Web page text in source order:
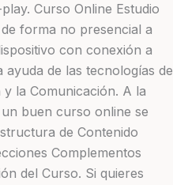
Curso Online Estudio
forma no presencial a
con conexión a
ayuda de las tecnologías de
la Comunicación. A la
buen curso online se
de Contenido
Complementos
del Curso. Si quieres